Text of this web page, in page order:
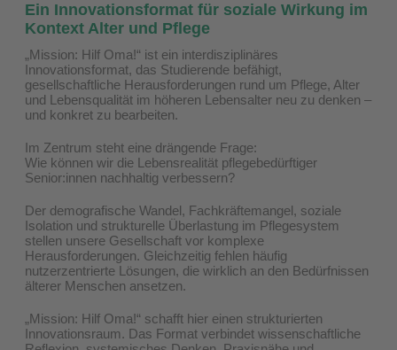
Ein Innovationsformat für soziale Wirkung im
Kontext Alter und Pflege
„Mission: Hilf Oma!“ ist ein interdisziplinäres
Innovationsformat, das Studierende befähigt,
gesellschaftliche Herausforderungen rund um Pflege, Alter
und Lebensqualität im höheren Lebensalter neu zu denken –
und konkret zu bearbeiten.
Im Zentrum steht eine drängende Frage:
Wie können wir die Lebensrealität pflegebedürftiger
Senior:innen nachhaltig verbessern?
Der demografische Wandel, Fachkräftemangel, soziale
Isolation und strukturelle Überlastung im Pflegesystem
stellen unsere Gesellschaft vor komplexe
Herausforderungen. Gleichzeitig fehlen häufig
nutzerzentrierte Lösungen, die wirklich an den Bedürfnissen
älterer Menschen ansetzen.
„Mission: Hilf Oma!“ schafft hier einen strukturierten
Innovationsraum. Das Format verbindet wissenschaftliche